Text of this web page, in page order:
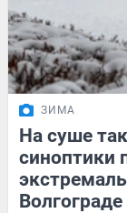
ЗИМА
На суше
синоптики